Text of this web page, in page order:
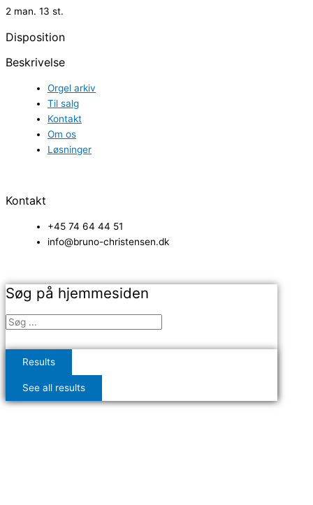
2 man. 13 st.
Disposition
Beskrivelse
Orgel arkiv
Til salg
Kontakt
Om os
Løsninger
Kontakt
+45 74 64 44 51
info@bruno-christensen.dk
Søg på hjemmesiden
Results
See all results